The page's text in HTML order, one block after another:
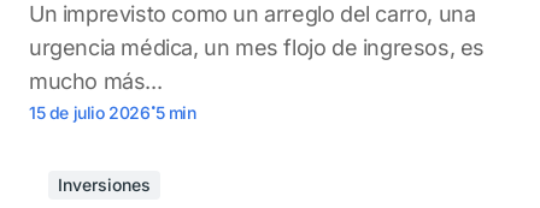
Un imprevisto como un arreglo del carro, una
urgencia médica, un mes flojo de ingresos, es
mucho más...
15 de julio 2026.5 min
Inversiones